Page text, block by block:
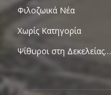
Φιλοζωικά Νέα
Χωρίς Κατηγορία
Ψίθυροι στη Δεκελείας…